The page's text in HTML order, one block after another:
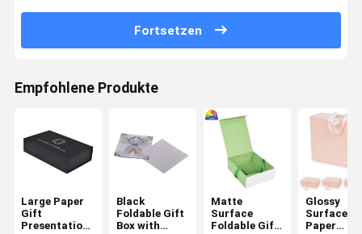
Fortsetzen
Empfohlene Produkte
Large Paper
Gift
Presentation
Black
Foldable Gift
Box with
Matte
Surface
Foldable Gift
Glossy
Surface
Paper